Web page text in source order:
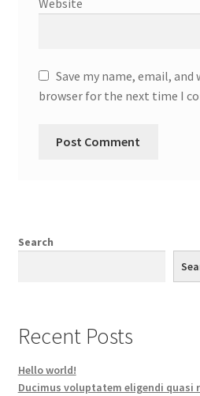
Website
Save my name, email,
browser for the next time I
Search
Recent Posts
Hello world!
Ducimus voluptatem eligendi quasi